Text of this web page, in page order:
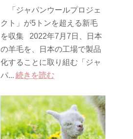
「ジャパンウールプロジェ
クト」が5トンを超える新毛
を収集 2022年7月7日、日本
の羊毛を、日本の工場で製品
化することに取り組む「ジャ
パ... 続きを読む